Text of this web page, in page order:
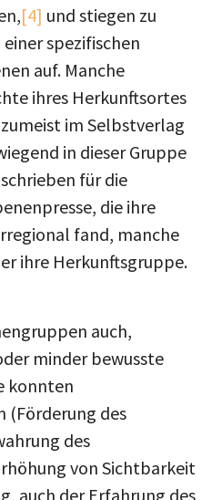
[4] und stiegen zu
spezifischen
auf. Manche
ihres Herkunftsortes
im Selbstverlag
in dieser Gruppe
für die
die ihre
fand, manche
ihre Herkunftsgruppe.
auch,
minder bewusste
konnten
(Förderung des
des
von Sichtbarkeit
auch der Erfahrung des